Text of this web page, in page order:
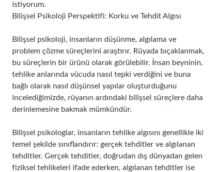
istiyorum.
Bilişsel Psikoloji Perspektifi: Korku ve Tehdit Algısı
Bilişsel psikoloji, insanların düşünme, algılama ve
problem çözme süreçlerini araştırır. Rüyada bıçaklanmak,
bu süreçlerin bir ürünü olarak görülebilir. İnsan beyninin,
tehlike anlarında vücuda nasıl tepki verdiğini ve buna
bağlı olarak nasıl düşünsel yapılar oluşturduğunu
incelediğimizde, rüyanın ardındaki bilişsel süreçlere daha
derinlemesine bakmak mümkündür.
Bilişsel psikologlar, insanların tehlike algısını genellikle iki
temel şekilde sınıflandırır: gerçek tehditler ve algılanan
tehditler. Gerçek tehditler, doğrudan dış dünyadan gelen
fiziksel tehlikeleri ifade ederken, algılanan tehditler ise